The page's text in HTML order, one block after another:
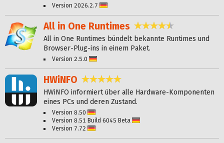
Version 2026.2.7
All in One Runtimes 4,4 Sterne
All in One Runtimes bündelt bekannte Runtimes und
Browser-Plug-ins in einem Paket.
Version 2.5.0
HWiNFO
HWiNFO informiert über alle Hardware-Komponenten
eines PCs und deren Zustand.
Version 8.50
Version 8.51 Build 6045 Beta
Version 7.72